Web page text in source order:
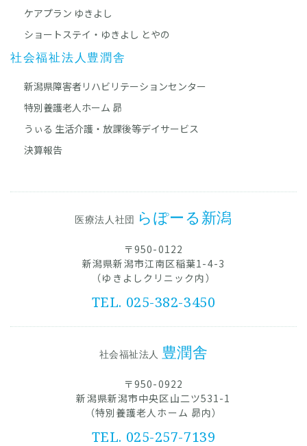
医療法人社団 らぽーる新潟
〒950-0122
新潟県新潟市江南区稲葉1-4-3
（ゆきよしクリニック内）
TEL. 025-382-3450
社会福祉法人 豊潤舎
〒950-0922
新潟県新潟市中央区山二ツ531-1
（特別養護老人ホーム 昴内）
TEL. 025-257-7139
ケアプラン ゆきよし
ショートステイ・ゆきよし とやの
社会福祉法人豊潤舎
新潟県障害者リハビリテーションセンター
特別養護老人ホーム 昴
うぃる 生活介護・放課後等デイサービス
決算報告